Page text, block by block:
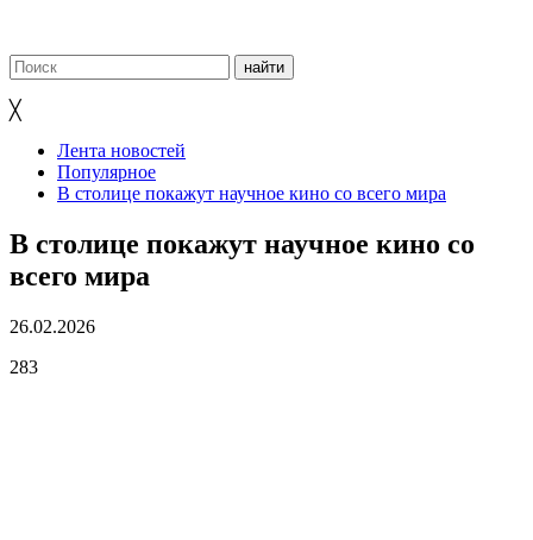
╳
Лента новостей
Популярное
В столице покажут научное кино со всего мира
В столице покажут научное кино со
всего мира
26.02.2026
283